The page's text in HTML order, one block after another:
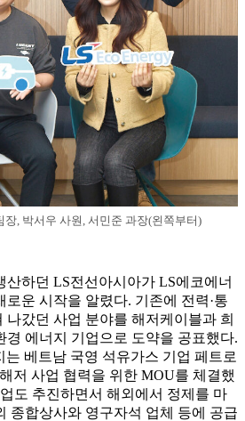
장, 박서우 사원, 서민준 과장(왼쪽부터)
산하던 LS전선아시아가 LS에코에너
운 시작을 알렸다. 기존에 전력·통
나갔던 사업 분야를 해저케이블과 희
경 에너지 기업으로 도약을 공표했다.
는 베트남 국영 석유가스 기업 페트로
저 사업 협력을 위한 MOU를 체결했
도 추진하면서 해외에서 정제를 마
종합상사와 영구자석 업체 등에 공급